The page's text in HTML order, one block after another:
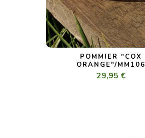
POMMIER "COX
ORANGE"/MM106
29,95 €